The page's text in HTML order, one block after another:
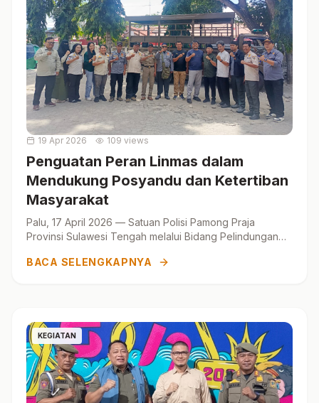
19 Apr 2026 109 views
Penguatan Peran Linmas dalam
Mendukung Posyandu dan Ketertiban
Masyarakat
Palu, 17 April 2026 — Satuan Polisi Pamong Praja
Provinsi Sulawesi Tengah melalui Bidang Pelindungan
koordinasi ...
BACA SELENGKAPNYA
KEGIATAN